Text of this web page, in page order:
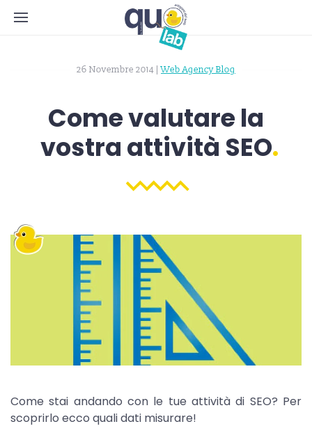
26 Novembre 2014 |Web Agency Blog
Come valutare la
vostra attività SEO
Come stai andando con le tue attività di SEO? Per
scoprirlo ecco quali dati misurare!